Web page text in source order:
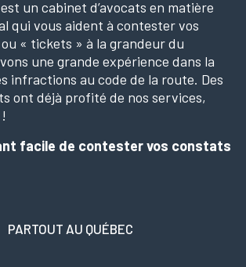
un cabinet d’avocats en matière
qui vous aident à contester vos
« tickets » à la grandeur du
une grande expérience dans la
infractions au code de la route. Des
ont déjà profité de nos services,
facile de contester vos constats
PARTOUT AU QUÉBEC